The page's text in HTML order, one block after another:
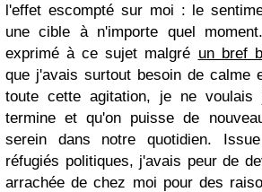
l'effet escompté sur moi : le
une cible à n'importe quel
exprimé à ce sujet malgré un bref
que j'avais surtout besoin de calme
toute cette agitation, je ne
termine et qu'on puisse de
serein dans notre quotidien.
réfugiés politiques, j'avais peur de
arrachée de chez moi pour des